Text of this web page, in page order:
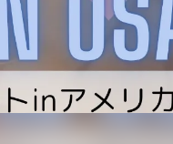
CAMPFIREふるさと納税machi-